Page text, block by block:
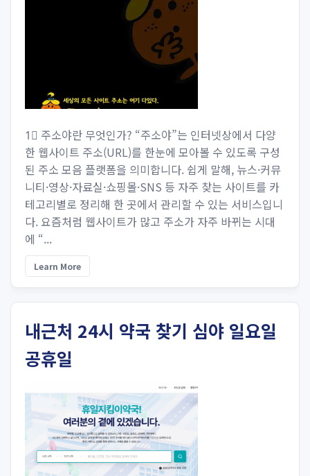
1⃣ 주소야란 무엇인가? “주소야”는 인터넷상에서 다양
한 웹사이트 주소(URL)를 한눈에 모아볼 수 있도록 구성
된 주소 모음 플랫폼을 의미합니다. 쉽게 말해, 뉴스·커뮤
니티·영상·자료실·쇼핑몰·SNS 등 자주 찾는 사이트를 카
테고리별로 정리해 한 곳에서 관리할 수 있는 서비스입니
다. 요즘처럼 웹사이트가 많고 주소가 자주 바뀌는 시대
에 “...
Learn More
내근처 24시 약국 찾기 심야 일요일
공휴일